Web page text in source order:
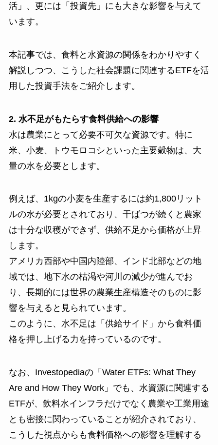
活」、更には「投資先」にも大きな影響を与えて
います。
本記事では、食料と水資源の関係をわかりやすく
解説しつつ、こうした社会課題に関連するETFを活
用した投資手法をご紹介します。
2. 水不足がもたらす食料供給への影響
水は農業にとって必要不可欠な資源です。特に
米、小麦、トウモロコシといった主要穀物は、大
量の水を必要とします。
例えば、1kgの小麦を生産するには約1,800リット
ルの水が必要とされており、干ばつが続くと農家
は十分な収穫ができず、供給不足から価格が上昇
します。
アメリカ西部や中国内陸部、インド北部などの地
域では、地下水の枯渇や河川の減少が進んでお
り、長期的には世界の農業生産構造そのものに影
響を与えると見られています。
このように、水不足は「供給サイド」から食料価
格を押し上げる力を持っているのです。
なお、Investopediaの「Water ETFs: What They
Are and How They Work」でも、水資源に関連する
ETFが、飲料水インフラだけでなく農業や工業用途
とも密接に関わっていることが紹介されており、
こうした視点からも食料価格への影響を理解する